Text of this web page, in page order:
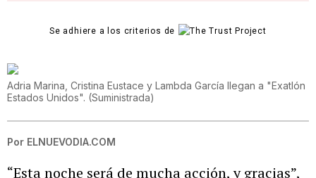
Se adhiere a los criterios de
Adria Marina, Cristina Eustace y Lambda García llegan a "Exatlón
Estados Unidos". (Suministrada)
Por ELNUEVODIA.COM
“Esta noche será de mucha acción, y gracias”,